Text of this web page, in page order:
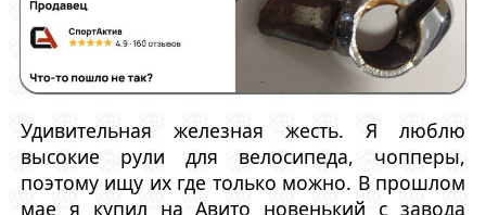
Удивительная железная жесть. Я люблю
высокие рули для велосипеда, чопперы,
поэтому ищу их где только можно. В прошлом
мае я купил на Авито новенький с завода